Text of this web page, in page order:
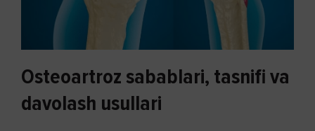
Osteoartroz sabablari, tasnifi va
davolash usullari